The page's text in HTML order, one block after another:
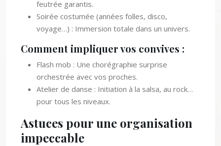
feutrée garantis.
Soirée costumée (années folles, disco,
voyage…) : Immersion totale dans un univers.
Comment impliquer vos convives :
Flash mob : Une chorégraphie surprise
orchestrée avec vos proches.
Atelier de danse : Initiation à la salsa, au rock…
pour tous les niveaux.
Astuces pour une organisation
impeccable